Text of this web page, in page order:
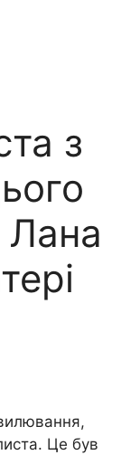
з
Лана
Це був